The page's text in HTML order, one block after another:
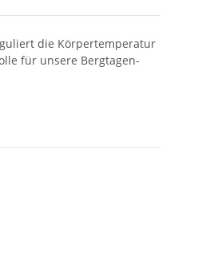
die Körpertemperatur
für unsere Bergtagen-